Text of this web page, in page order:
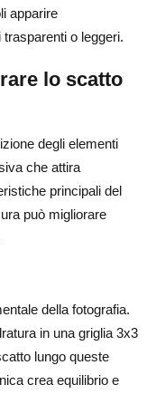
apparire
o leggeri.
lo scatto
degli elementi
che attira
principali del
può migliorare
della fotografia.
in una griglia 3x3
lungo queste
crea equilibrio e